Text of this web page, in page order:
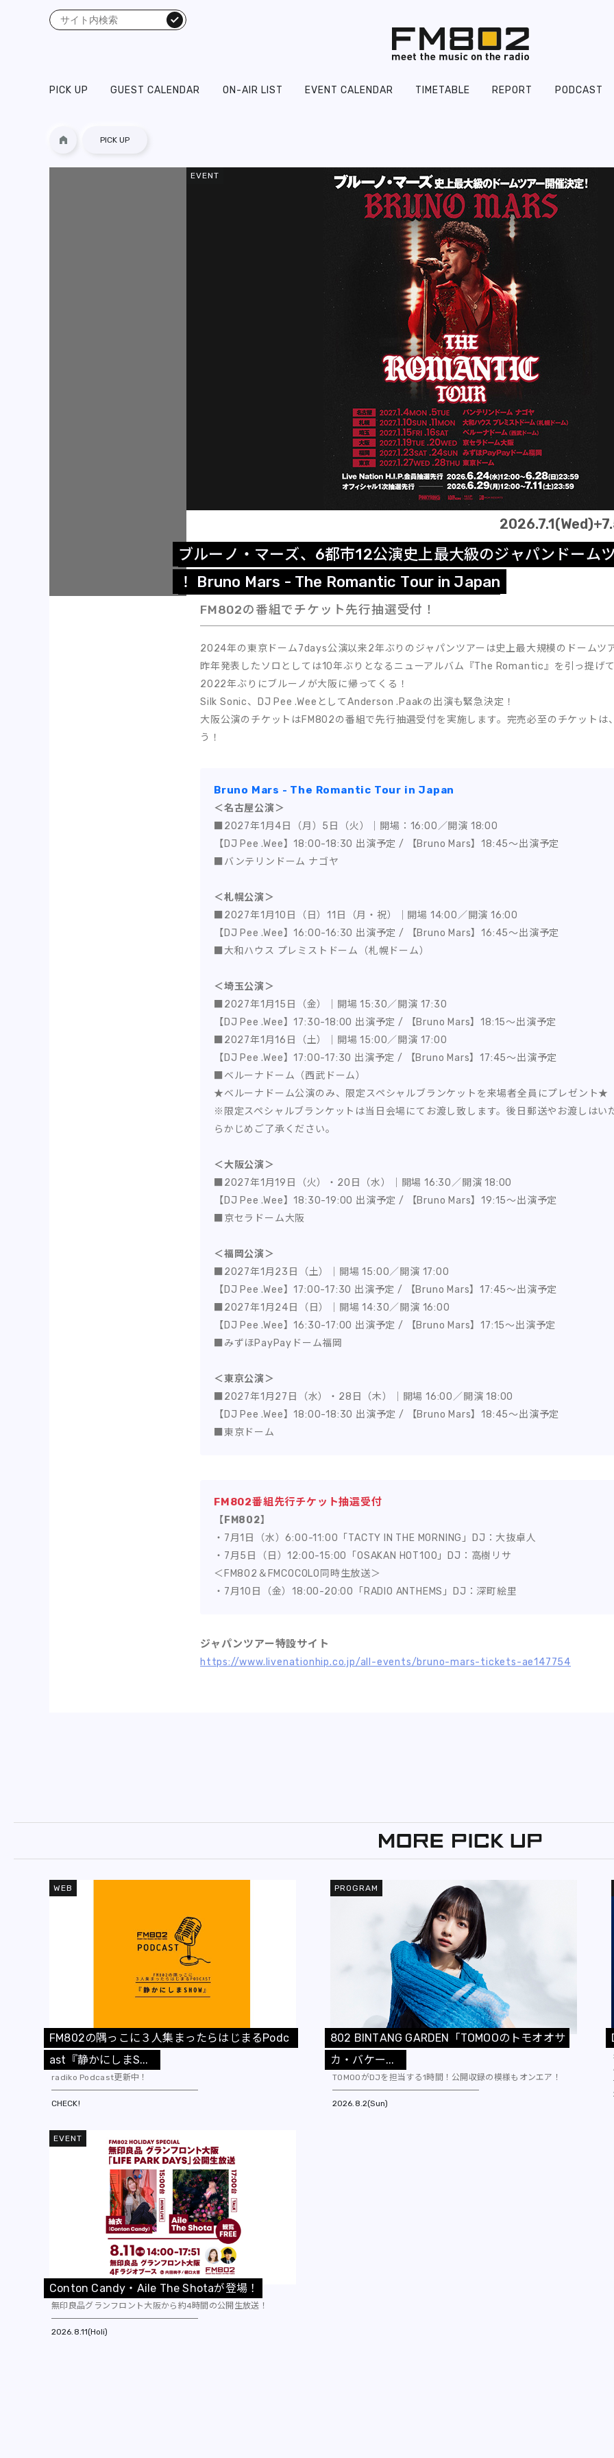
検索
PICK UP GUEST CALENDAR ON-AIR LIST EVENT CALENDAR TIMETABLE REPORT PODCAST
PICK UP
EVENT
ブルー ノ ・ マーズ、 6都市12公演史上最大級のジャパン ドームツ
！ Bruno Mars - The Romantic Tour in Japan
FM802の番組でチケット先行抽選受付！
2024年の東京ドーム7days公演以来2年ぶりのジャパンツアーは史上最大規模のドームツ
昨年発表したソロとしては10年ぶりとなるニューアルバム『The Romantic』を引っ提げて
2022年ぶりにブルーノが大阪に帰ってくる！
Silk Sonic、DJ Pee .WeeとしてAnderson .Paakの出演も緊急決定！
大阪公演のチケットはFM802の番組で先行抽選受付を実施します。完売必至のチケットは
う！
Bruno Mars - The Romantic Tour in Japan
＜名古屋公演＞
■2027年1月4日（月）5日（火）｜開場：16:00／開演 18:00
【DJ Pee .Wee】18:00-18:30 出演予定 / 【Bruno Mars】18:45〜出演予定
■バンテリンドーム ナゴヤ
＜札幌公演＞
■2027年1月10日（日）11日（月・祝）｜開場 14:00／開演 16:00
【DJ Pee .Wee】16:00-16:30 出演予定 / 【Bruno Mars】16:45〜出演予定
■大和ハウス プレミストドーム（札幌ドーム）
＜埼玉公演＞
■2027年1月15日（金）｜開場 15:30／開演 17:30
【DJ Pee .Wee】17:30-18:00 出演予定 / 【Bruno Mars】18:15〜出演予定
■2027年1月16日（土）｜開場 15:00／開演 17:00
【DJ Pee .Wee】17:00-17:30 出演予定 / 【Bruno Mars】17:45〜出演予定
■ベルーナドーム（西武ドーム）
★ベルーナドーム公演のみ、限定スペシャルブランケットを来場者全員にプレゼント★
※限定スペシャルブランケットは当日会場にてお渡し致します。後日郵送やお渡しはい
らかじめご了承ください。
＜大阪公演＞
■2027年1月19日（火）・20日（水）｜開場 16:30／開演 18:00
【DJ Pee .Wee】18:30-19:00 出演予定 / 【Bruno Mars】19:15〜出演予定
■京セラドーム大阪
＜福岡公演＞
■2027年1月23日（土）｜開場 15:00／開演 17:00
【DJ Pee .Wee】17:00-17:30 出演予定 / 【Bruno Mars】17:45〜出演予定
■2027年1月24日（日）｜開場 14:30／開演 16:00
【DJ Pee .Wee】16:30-17:00 出演予定 / 【Bruno Mars】17:15〜出演予定
■みずほPayPayドーム福岡
＜東京公演＞
■2027年1月27日（水）・28日（木）｜開場 16:00／開演 18:00
【DJ Pee .Wee】18:00-18:30 出演予定 / 【Bruno Mars】18:45〜出演予定
■東京ドーム
FM802番組先行チケット抽選受付
【FM802】
・7月1日（水）6:00-11:00「TACTY IN THE MORNING」DJ：大抜卓人
・7月5日（日）12:00-15:00「OSAKAN HOT100」DJ：高樹リサ
＜FM802＆FMCOCOLO同時生放送＞
・7月10日（金）18:00-20:00「RADIO ANTHEMS」DJ：深町絵里
ジャパンツアー特設サイト
https://www.livenationhip.co.jp/all-events/bruno-mars-tickets-ae147754
WEB
CHECK!
FM802の隅っ こ に ３ 人集 ま っ たらは じ ま る Pod c
ast 『静かに し まS...
radiko Podcast更新中！
PROGRAM
2026 8.2(Sun)
802 B N TAN G GARDEN 「 TOMOOの ト モオオサ
カ ・ バケー...
TOMOOがDJを担当する1時間！公開収録の模様もオンエア！
EVENT
2026 8.11(Holi)
Conton Candy ・ Ai e The S hotaが登場 ！
無印良品グランフロント大阪から約4時間の公開生放送！